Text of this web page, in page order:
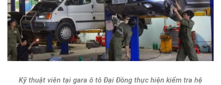
Kỹ thuật viên tại gara ô tô Đại Đồng thực hiện kiểm tra hệ